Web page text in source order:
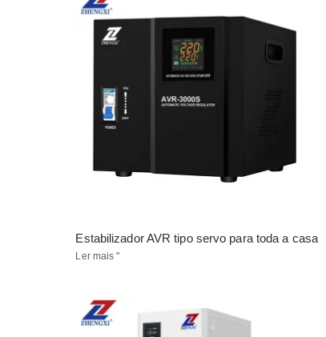
Estabilizador AVR tipo servo para toda a casa
Ler mais "